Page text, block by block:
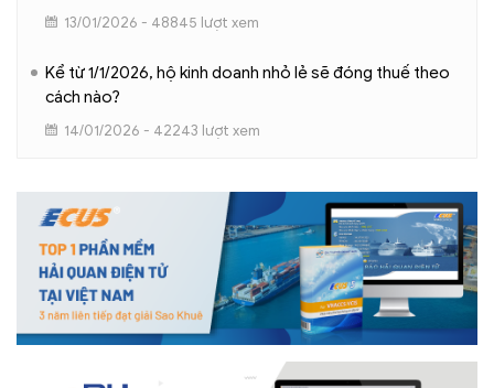
13/01/2026 - 48845 lượt xem
Kể từ 1/1/2026, hộ kinh doanh nhỏ lẻ sẽ đóng thuế theo
cách nào?
14/01/2026 - 42243 lượt xem